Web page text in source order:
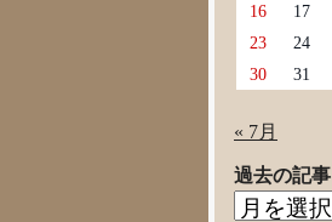
16
17
23
24
30
31
« 7月
過去の記事
過